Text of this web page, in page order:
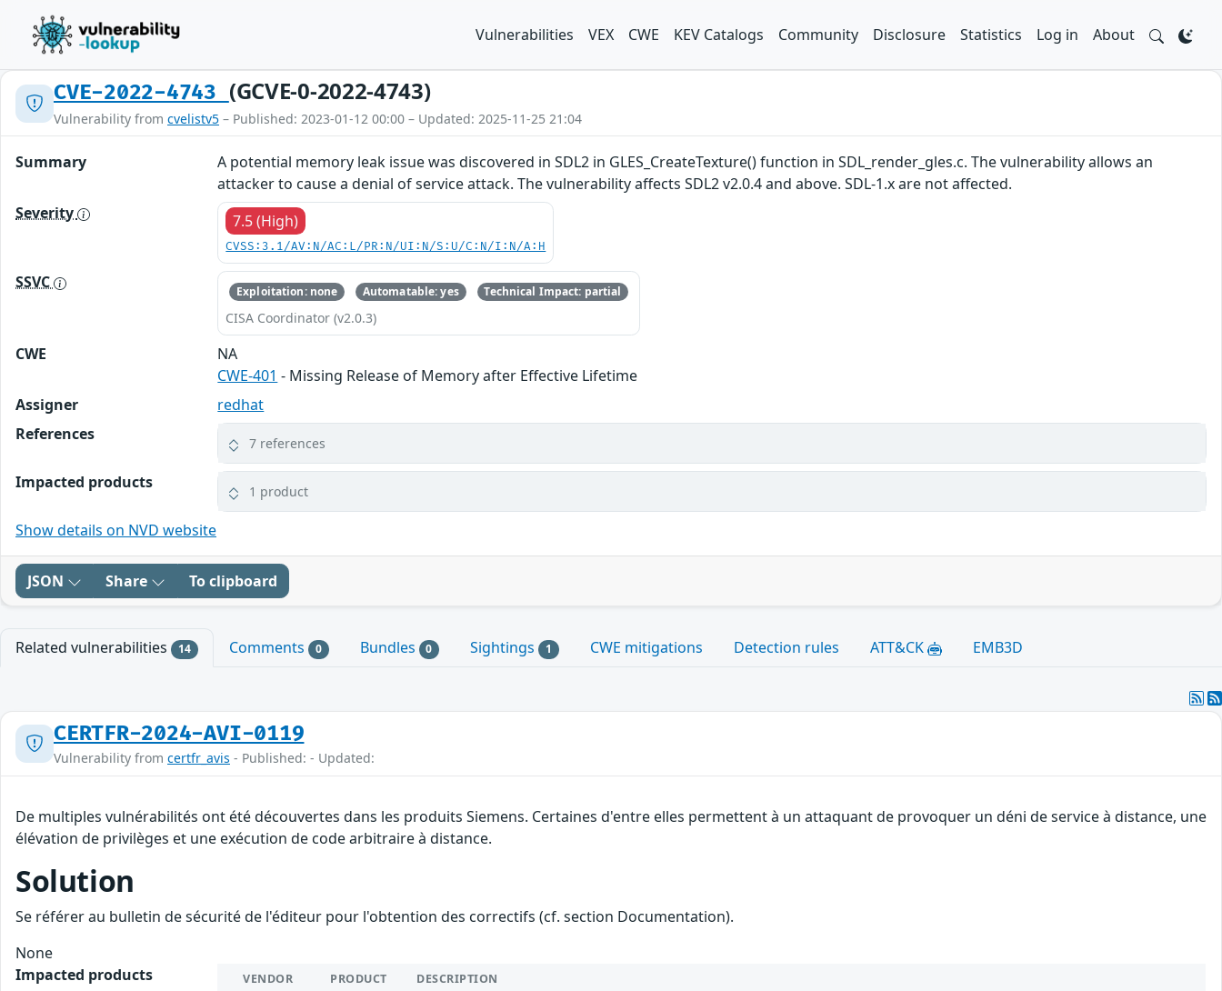
Vulnerabilities VEX CWE KEV Catalogs Community Disclosure Statistics Log in About
CVE-2022-4743 (GCVE-0-2022-4743)
Vulnerability from cvelistv5 – Published: 2023-01-12 00:00 – Updated: 2025-11-25 21:04
Summary
A potential memory leak issue was discovered in SDL2 in GLES_CreateTexture() function in SDL_render_gles.c. The vulnerability allows an
attacker to cause a denial of service attack. The vulnerability affects SDL2 v2.0.4 and above. SDL-1.x are not affected.
Severity
7.5 (High)
CVSS:3.1/AV:N/AC:L/PR:N/UI:N/S:U/C:N/I:N/A:H
SSVC Exploitation: none Automatable: yes Technical Impact: partial
CISA Coordinator (v2.0.3)
CWE
NA
CWE-401 - Missing Release of Memory after Effective Lifetime
Assigner
redhat
References
7 references
Impacted products 1 product
Show details on NVD website
JSON Share To clipboard
Related vulnerabilities 14 Comments 0 Bundles 0 Sightings 1 CWE mitigations Detection rules ATT&CK EMB3D
CERTFR-2024-AVI-0119
Vulnerability from certfr_avis - Published: - Updated:
De multiples vulnérabilités ont été découvertes dans les produits Siemens. Certaines d'entre elles permettent à un attaquant de provoquer un déni de service à distance, une
élévation de privilèges et une exécution de code arbitraire à distance.
Solution
Se référer au bulletin de sécurité de l'éditeur pour l'obtention des correctifs (cf. section Documentation).
None
Impacted products
VENDOR PRODUCT DESCRIPTION